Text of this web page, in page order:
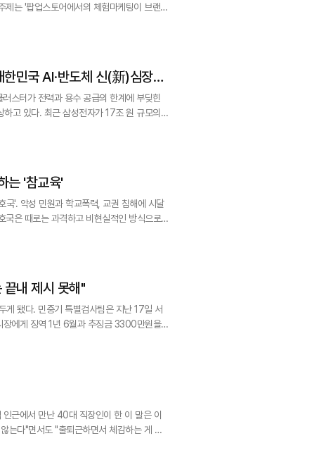
는 '팝업스토어에서의 체험마케팅이 브랜드
자과정인 GGCIA(글로벌 미식문화산업 최
스터가 전력과 용수 공급의 한계에 부딪힌
고 있다. 최근 삼성전자가 17조 원 규모의
국의 글로벌 AI G3 도약을 이끌 핵심 거점
는 '참교육'
국'. 악성 민원과 학교폭력, 교권 침해에 시달
국은 때로는 과격하고 비현실적인 방식으로
이 아니었다. "선생님들과 함께 싸워주겠
내 제시 못해"
게 됐다. 민중기 특별검사팀은 지난 17일 서
장에게 징역 1년 6월과 추징금 3300만원을
울시장만큼은 다른 기준으로 판단했다는 뜻